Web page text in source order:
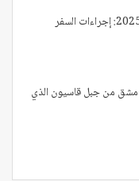
متطلبات الدخول إلى سوريا 2025: إجراءات السفر
من جبل قاسيون الذي